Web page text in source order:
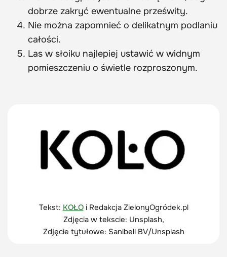
dobrze zakryć ewentualne prześwity.
Nie można zapomnieć o delikatnym podlaniu
całości.
Las w słoiku najlepiej ustawić w widnym
pomieszczeniu o świetle rozproszonym.
Tekst: KOŁOi Redakcja ZielonyOgródek.pl
Zdjęcia w tekscie: Unsplash,
Zdjęcie tytułowe: Sanibell BV/Unsplash